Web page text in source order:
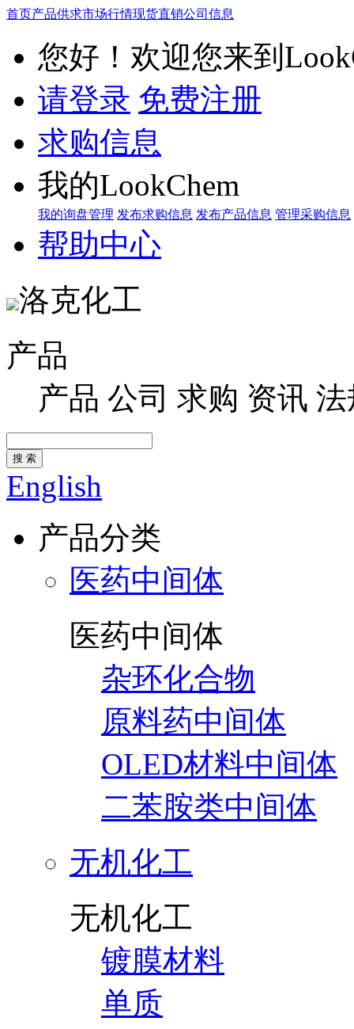
首页产品供求市场行情现货直销公司信息
您好！欢迎您来到
请登录 免费注册
求购信息
我的LookChem
我的询盘管理 发布求购信息 发布产品信息 管理采购信息
帮助中心
洛克化工
产品
产品 公司 求购 资讯 法
搜 索
English
产品分类
医药中间体
医药中间体
杂环化合物
原料药中间体
OLED材料中间体
二苯胺类中间体
无机化工
无机化工
镀膜材料
单质